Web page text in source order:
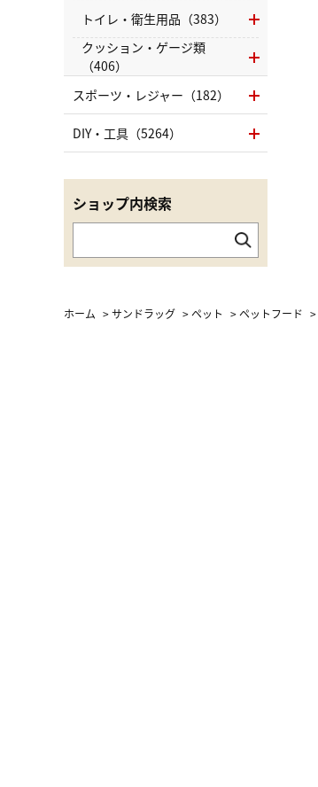
トイレ・衛生用品（383）
クッション・ゲージ類
（406）
スポーツ・レジャー（182）
DIY・工具（5264）
ショップ内検索
ホーム >サンドラッグ >ペット >ペットフード >